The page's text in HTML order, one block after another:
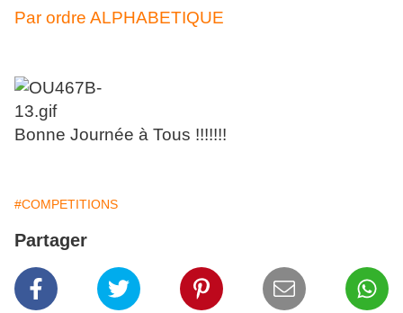
Par ordre ALPHABETIQUE
Bonne Journée à Tous !!!!!!!
#COMPETITIONS
Partager